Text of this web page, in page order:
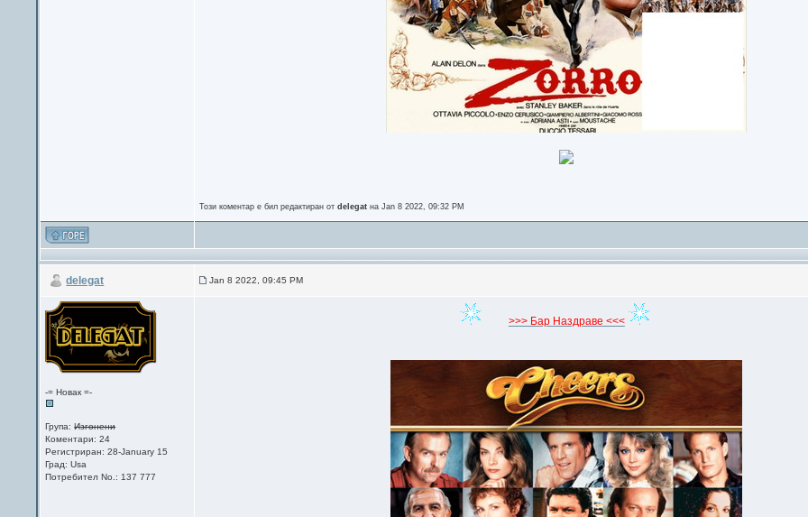
Този коментар е бил редактиран отdelegat на Jan 8 2022, 09:32 PM
delegat Jan 8 2022, 09:45 PM
-= Новак =-
Група:Изгонени
Коментари: 24
Регистриран: 28-January 15
Град: Usa
Потребител No.: 137 777
>>> Бар Наздраве <<<